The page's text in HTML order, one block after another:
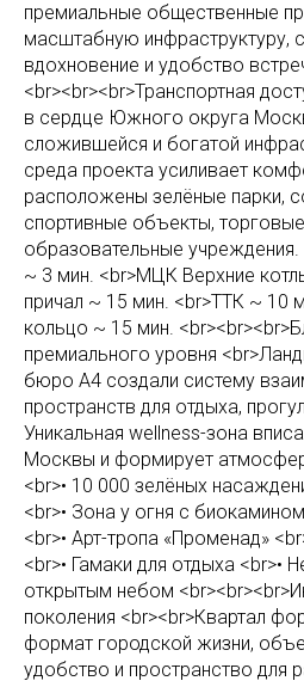
премиальные общественные
масштабную инфраструктуру,
вдохновение и удобство
<br><br><br>Транспортная
в сердце Южного округа
сложившейся и богатой
среда проекта усиливает
расположены зелёные парки,
спортивные объекты,
образовательные учреждения.
~ 3 мин. <br>МЦК Верхние
причал ~ 15 мин. <br>ТТК ~ 10
кольцо ~ 15 мин.
премиального уровня
бюро А4 создали систему
пространств для отдыха,
Уникальная wellness-зона
Москвы и формирует
<br>• 10 000 зелёных
<br>• Зона у огня с
<br>• Арт-тропа «Променад»
<br>• Гамаки для отдыха <br>•
открытым небом
поколения <br><br>Квартал
формат городской жизни,
удобство и пространство для